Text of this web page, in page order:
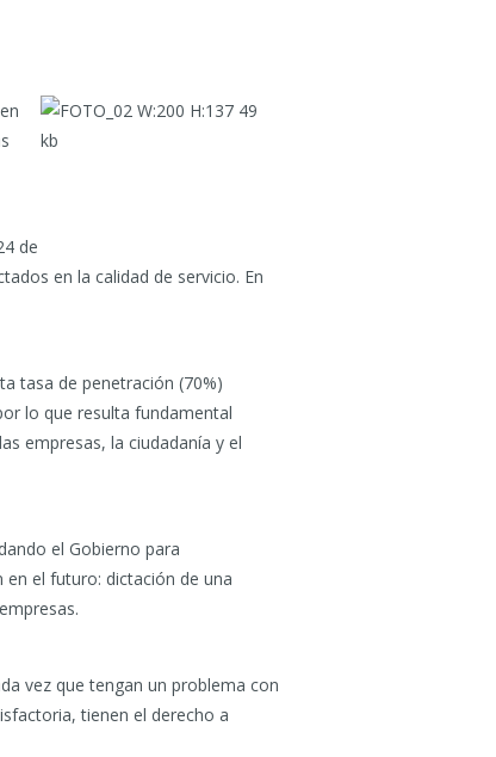
de
en la calidad de servicio. En
tasa de penetración (70%)
lo que resulta fundamental
empresas, la ciudadanía y el
el Gobierno para
en el futuro: dictación de una
vez que tengan un problema con
tienen el derecho a